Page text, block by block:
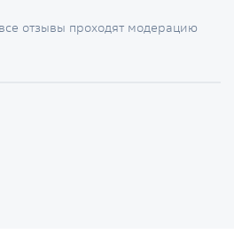
отзывы проходят модерацию